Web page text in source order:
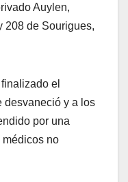
Auylen,
208 de Sourigues,
el
desvaneció y a los
por una
no